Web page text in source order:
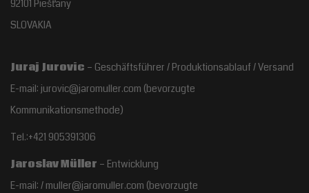
92101 Piešťany
SLOVAKIA
Juraj Jurovic – Geschäftsführer / Produktionsablauf / Versand
E-mail: jurovic@jaromuller.com (bevorzugte
Kommunikationsmethode)
Tel.:+421 905391306
Jaroslav Müller – Entwicklung
E-mail: / muller@jaromuller.com (bevorzugte